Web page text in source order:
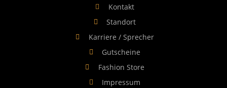
Kontakt
Standort
Karriere / Sprecher
Gutscheine
Fashion Store
Impressum